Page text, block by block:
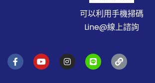
可以利用手機掃碼
Line@線上諮詢
F
a
c
Y
o
u
I
n
s
L
i
n
L
i
n